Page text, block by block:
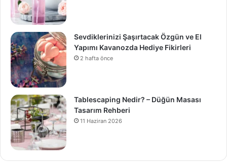
Sevdiklerinizi Şaşırtacak Özgün ve El
Yapımı Kavanozda Hediye Fikirleri
2 hafta önce
Tablescaping Nedir? – Düğün Masası
Tasarım Rehberi
11 Haziran 2026